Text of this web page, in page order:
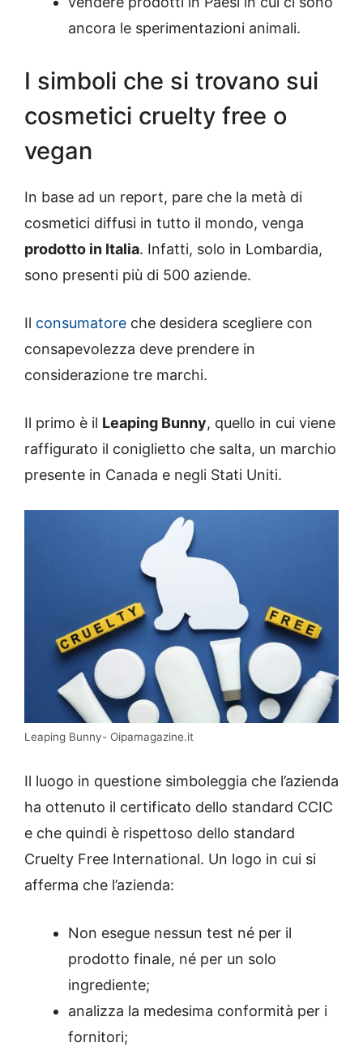
ancora le sperimentazioni animali.
I simboli che si trovano sui
cosmetici cruelty free o
vegan
In base ad un report, pare che la metà di
cosmetici diffusi in tutto il mondo, venga
prodotto in Italia. Infatti, solo in Lombardia,
sono presenti più di 500 aziende.
Il consumatore che desidera scegliere con
consapevolezza deve prendere in
considerazione tre marchi.
Il primo è il Leaping Bunny, quello in cui viene
raffigurato il coniglietto che salta, un marchio
presente in Canada e negli Stati Uniti.
Leaping Bunny- Oipamagazine.it
Il luogo in questione simboleggia che l’azienda
ha ottenuto il certificato dello standard CCIC
e che quindi è rispettoso dello standard
Cruelty Free International. Un logo in cui si
afferma che l’azienda:
Non esegue nessun test né per il
prodotto finale, né per un solo
ingrediente;
analizza la medesima conformità per i
fornitori;